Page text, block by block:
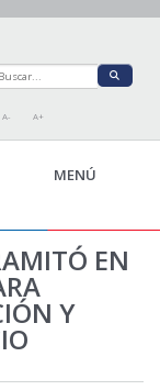
A- A+
MENÚ
EN
Y